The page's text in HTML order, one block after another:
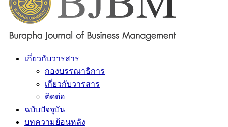
เกี่ยวกับวารสาร
กองบรรณาธิการ
เกี่ยวกับวารสาร
ติดต่อ
ฉบับปัจจุบัน
บทความย้อนหลัง